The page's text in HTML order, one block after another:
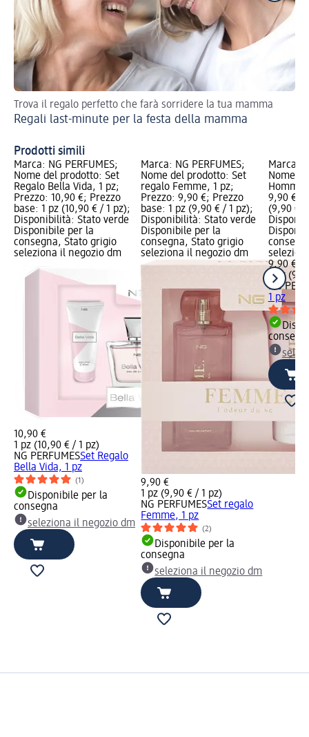
Trova il regalo perfetto che farà sorridere la tua mamma
Regali last-minute per la festa della mamma
Prodotti simili
Marca: NG PERFUMES;
Nome del prodotto: Set
Regalo Bella Vida, 1 pz;
Prezzo: 10,90 €; Prezzo
base: 1 pz (10,90 € / 1 pz);
Disponibilità: Stato verde
Disponibile per la
consegna, Stato grigio
seleziona il negozio dm
10,90 €
1 pz (10,90 € / 1 pz)
NG PERFUMESSet Regalo
Bella Vida, 1 pz
(1)
Disponibile per la
consegna
seleziona il negozio dm
Marca: NG PERFUMES;
Nome del prodotto: Set
regalo Femme, 1 pz;
Prezzo: 9,90 €; Prezzo
base: 1 pz (9,90 € / 1 pz);
Disponibilità: Stato verde
Disponibile per la
consegna, Stato grigio
seleziona il negozio dm
9,90 €
1 pz (9,90 € / 1 pz)
NG PERFUMESSet regalo
Femme, 1 pz
(2)
Disponibile per la
consegna
seleziona il negozio dm
Marca:
Nome
9,90 €;
(9,90 € /
9,90 €
1 pz
NG
1 pz